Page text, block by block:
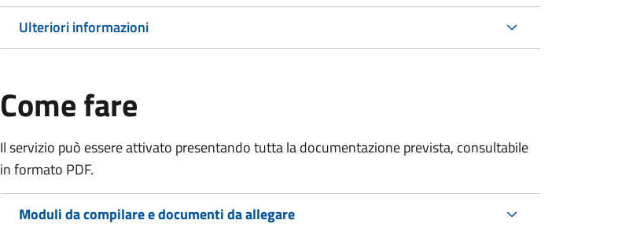
Ulteriori informazioni
Come fare
Il servizio può essere attivato presentando tutta la documentazione prevista, consultabile
in formato PDF.
Moduli da compilare e documenti da allegare